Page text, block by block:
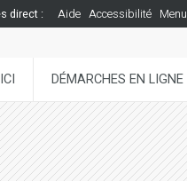
direct : Aide Accessibilité Menu
DÉMARCHES EN LIGNE